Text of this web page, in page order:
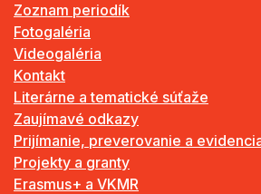
Zoznam periodík
Fotogaléria
Videogaléria
Kontakt
Literárne a tematické súťaže
Zaujímavé odkazy
Prijímanie, preverovanie a
Projekty a granty
Erasmus+ a VKMR